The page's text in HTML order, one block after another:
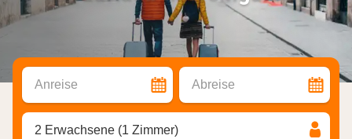
Anreise Abreise
2 Erwachsene (1 Zimmer)